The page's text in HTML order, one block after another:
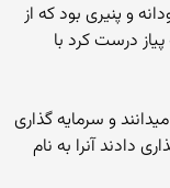
و پنیری بود که از
درست کرد با
و سرمایه گذاری
دادند آنرا به نام